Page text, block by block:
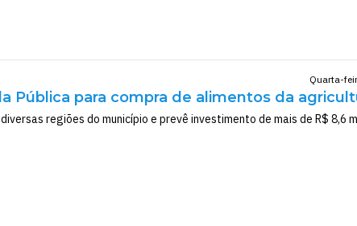
Quarta-
Pública para compra de alimentos da
regiões do município e prevê investimento de mais de R$ 8,6